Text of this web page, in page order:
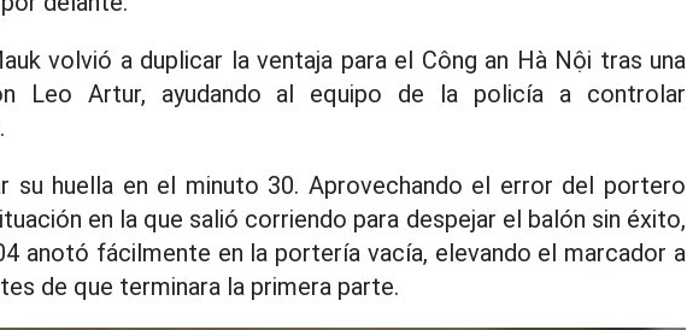
volvió a duplicar la ventaja para el Công an Hà Nội tras una
Leo Artur, ayudando al equipo de la policía a controlar
su huella en el minuto 30. Aprovechando el error del portero
en la que salió corriendo para despejar el balón sin éxito,
anotó fácilmente en la portería vacía, elevando el marcador a
de que terminara la primera parte.